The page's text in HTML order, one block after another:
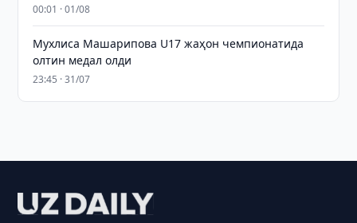
00:01 · 01/08
Мухлиса Машарипова U17 жаҳон чемпионатида
олтин медал олди
23:45 · 31/07